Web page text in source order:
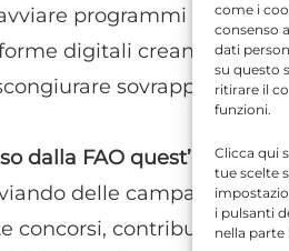
come i
consenso
dati
su questo
ritirare il
funzioni.
Clicca qui
tue scelte
i pulsanti
nella
programmi di
digitali creando
sovrappeso e
dalla FAO quest’annoè
delle campagne
concorsi, contributi di